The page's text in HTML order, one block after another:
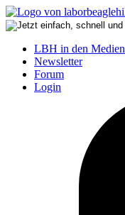
LBH in den Medien
Newsletter
Forum
Login